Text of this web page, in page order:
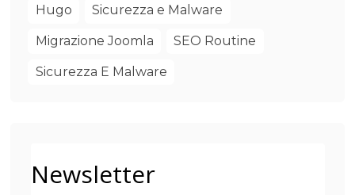
Hugo Sicurezza e Malware
Migrazione Joomla SEO Routine
Sicurezza E Malware
Newsletter